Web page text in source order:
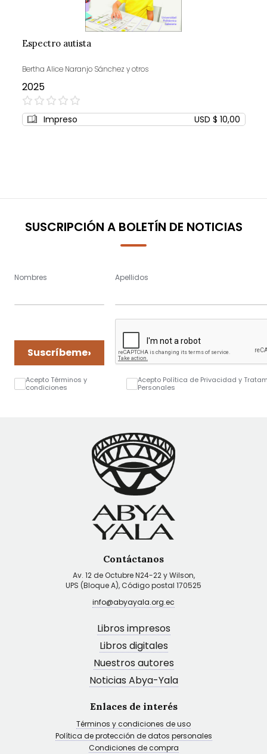
Espectro autista
Bertha Alice Naranjo Sánchez y otros
2025
0%
Impreso USD $ 10,00
SUSCRIPCIÓN A BOLETÍN DE NOTICIAS
Nombres Apellidos
Suscríbeme›
Acepto Términos y
condiciones
Acepto Política de Privacidad y
Personales
Contáctanos
Av. 12 de Octubre N24-22 y Wilson,
UPS (Bloque A), Código postal 170525
info@abyayala.org.ec
Libros impresos
Libros digitales
Nuestros autores
Noticias Abya-Yala
Enlaces de interés
Términos y condiciones de uso
Política de protección de datos personales
Condiciones de compra